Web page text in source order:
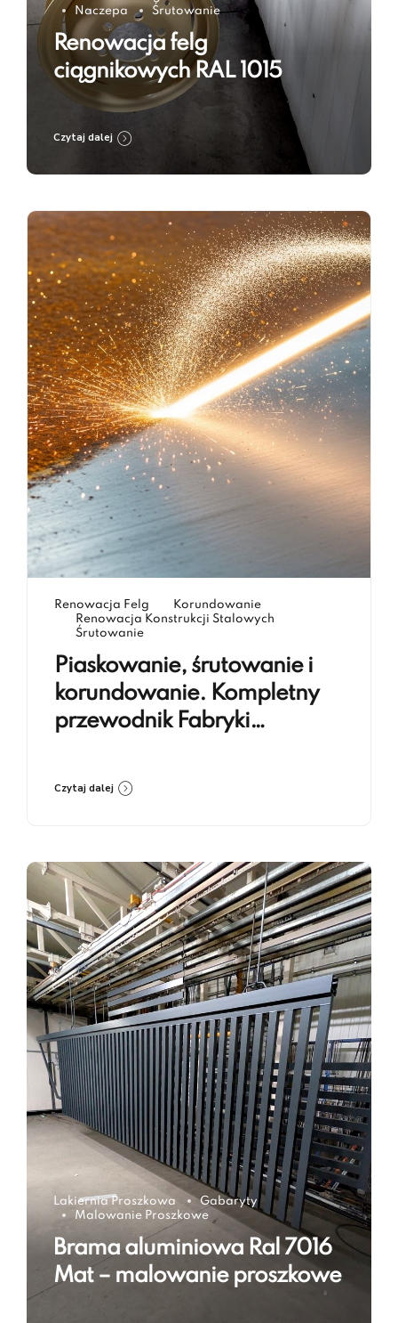
Naczepa
Śrutowanie
Renowacja felg
ciągnikowych RAL 1015
Czytaj dalej
Renowacja Felg
Korundowanie
Renowacja Konstrukcji Stalowych
Śrutowanie
Piaskowanie, śrutowanie i
korundowanie. Kompletny
przewodnik Fabryki
Czytaj dalej
Lakiernia Proszkowa
Gabaryty
Malowanie Proszkowe
Brama aluminiowa Ral 7016
Mat – malowanie proszkowe